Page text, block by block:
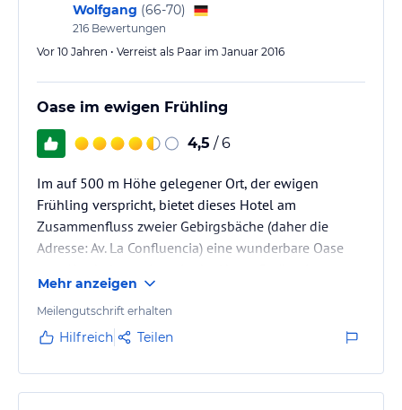
Wolfgang (66-70)
216 Bewertungen
Vor 10 Jahren • Verreist als Paar im Januar 2016
Oase im ewigen Frühling
4,5 / 6
Im auf 500 m Höhe gelegener Ort, der ewigen
Frühling verspricht, bietet dieses Hotel am
Zusammenfluss zweier Gebirgsbäche (daher die
Adresse: Av. La Confluencia) eine wunderbare Oase
Zimmer mit Kühlschrank und Balkon. Im Garten gibt
es einen Pool und Whirlpool. Großer Parkplatz.
Freundlicher, routinierter Empfang. Eine Adresse zum
und Wanderungen z.B. zu verschiedenen Wasserfällen
unternehmen lassen. Das dazu gehörige…
Mehr anzeigen
Meilengutschrift erhalten
Hilfreich Teilen